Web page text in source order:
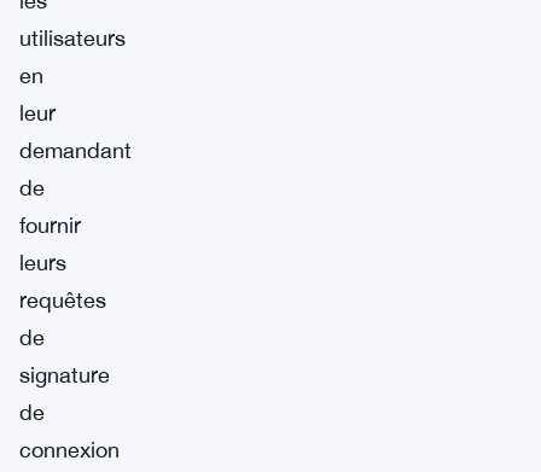
utilisateurs
en
leur
demandant
de
fournir
leurs
requêtes
de
signature
de
connexion